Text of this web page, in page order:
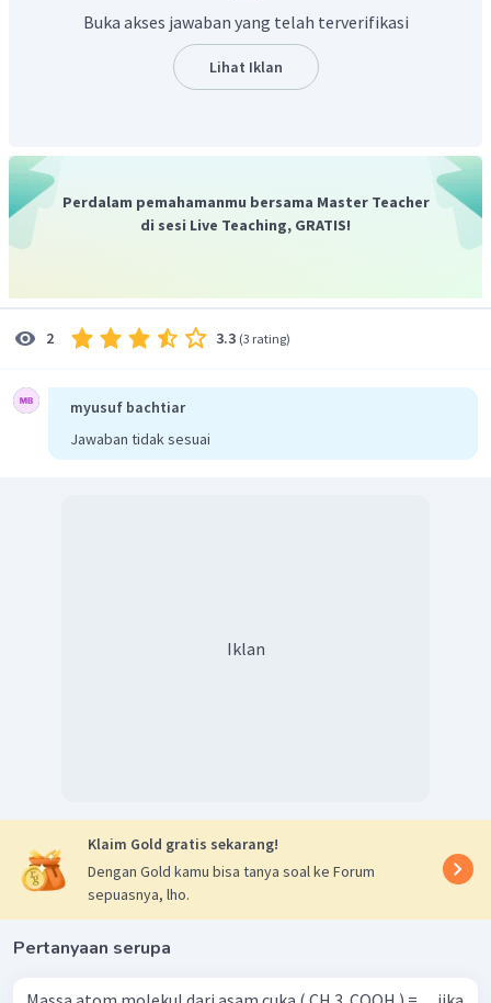
Buka akses jawaban yang telah terverifikasi
Lihat Iklan
Perdalam pemahamanmu bersama Master Teacher
di sesi Live Teaching, GRATIS!
2 3.3 (3 rating)
myusuf bachtiar
Jawaban tidak sesuai
Iklan
Klaim Gold gratis sekarang!
Dengan Gold kamu bisa tanya soal ke Forum
sepuasnya, lho.
Pertanyaan serupa